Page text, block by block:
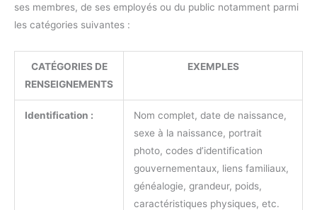
ses membres, de ses employés ou du public notamment parmi
les catégories suivantes :
CATÉGORIES DE
RENSEIGNEMENTS
EXEMPLES
Identification :
Nom complet, date de naissance,
sexe à la naissance, portrait
photo, codes d’identification
gouvernementaux, liens familiaux,
généalogie, grandeur, poids,
caractéristiques physiques, etc.